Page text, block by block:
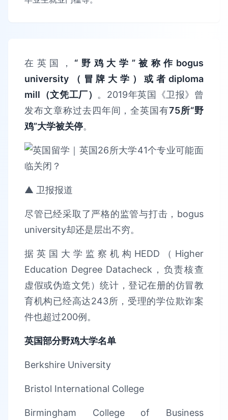
在英国， “野鸡大学”被称作bogus
university（冒牌大学）或者 diploma
mill（文凭工厂） 。2019年英国《卫报》曾
发布文章称过去四年间，全英国有75所“野
鸡”大学被关停。
▲ 卫报报道
尽管已经采取了严格的监管与打击，bogus
university却还是层出不穷。
据英国大学监察机构HEDD（Higher
Education Degree Datacheck，负责核查
虚假或伪造文凭）统计，登记在册的仿冒教
育机构已经高达243所，受理的学位欺诈案
件也超过200例。
英国部分野鸡大学名单
Berkshire University
Bristol International College
Birmingham College of Business